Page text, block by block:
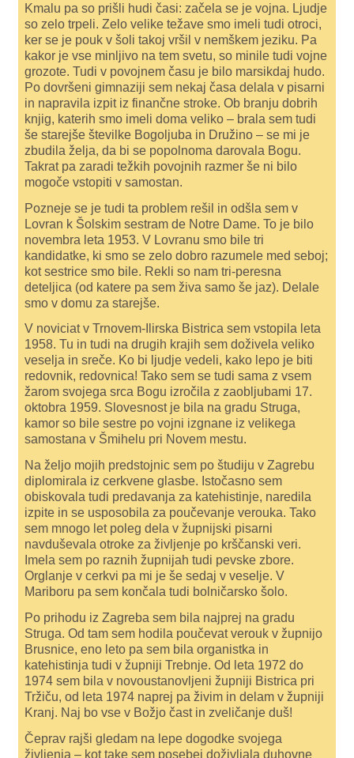
Kmalu pa so prišli hudi časi: začela se je vojna. Ljudje
so zelo trpeli. Zelo velike težave smo imeli tudi otroci,
ker se je pouk v šoli takoj vršil v nemškem jeziku. Pa
kakor je vse minljivo na tem svetu, so minile tudi vojne
grozote. Tudi v povojnem času je bilo marsikdaj hudo.
Po dovršeni gimnaziji sem nekaj časa delala v pisarni
in napravila izpit iz finančne stroke. Ob branju dobrih
knjig, katerih smo imeli doma veliko – brala sem tudi
še starejše številke Bogoljuba in Družino – se mi je
zbudila želja, da bi se popolnoma darovala Bogu.
Takrat pa zaradi težkih povojnih razmer še ni bilo
mogoče vstopiti v samostan.
Pozneje se je tudi ta problem rešil in odšla sem v
Lovran k Šolskim sestram de Notre Dame. To je bilo
novembra leta 1953. V Lovranu smo bile tri
kandidatke, ki smo se zelo dobro razumele med seboj;
kot sestrice smo bile. Rekli so nam tri-peresna
deteljica (od katere pa sem živa samo še jaz). Delale
smo v domu za starejše.
V noviciat v Trnovem-Ilirska Bistrica sem vstopila leta
1958. Tu in tudi na drugih krajih sem doživela veliko
veselja in sreče. Ko bi ljudje vedeli, kako lepo je biti
redovnik, redovnica! Tako sem se tudi sama z vsem
žarom svojega srca Bogu izročila z zaobljubami 17.
oktobra 1959. Slovesnost je bila na gradu Struga,
kamor so bile sestre po vojni izgnane iz velikega
samostana v Šmihelu pri Novem mestu.
Na željo mojih predstojnic sem po študiju v Zagrebu
diplomirala iz cerkvene glasbe. Istočasno sem
obiskovala tudi predavanja za katehistinje, naredila
izpite in se usposobila za poučevanje verouka. Tako
sem mnogo let poleg dela v župnijski pisarni
navduševala otroke za življenje po krščanski veri.
Imela sem po raznih župnijah tudi pevske zbore.
Orglanje v cerkvi pa mi je še sedaj v veselje. V
Mariboru pa sem končala tudi bolničarsko šolo.
Po prihodu iz Zagreba sem bila najprej na gradu
Struga. Od tam sem hodila poučevat verouk v župnijo
Brusnice, eno leto pa sem bila organistka in
katehistinja tudi v župniji Trebnje. Od leta 1972 do
1974 sem bila v novoustanovljeni župniji Bistrica pri
Tržiču, od leta 1974 naprej pa živim in delam v župniji
Kranj. Naj bo vse v Božjo čast in zveličanje duš!
Čeprav rajši gledam na lepe dogodke svojega
življenja – kot take sem posebej doživljala duhovne